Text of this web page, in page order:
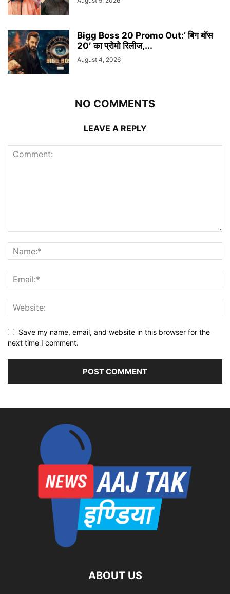
Bigg Boss 20 Promo Out:’ बिग बॉस
20′ का प्रोमो रिलीज,...
August 4, 2026
NO COMMENTS
LEAVE A REPLY
Save my name, email, and website in this browser for the
next time I comment.
ABOUT US